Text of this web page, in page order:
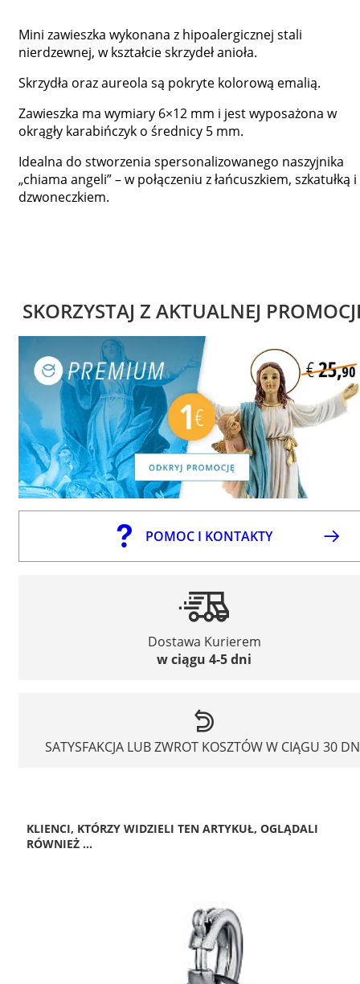
Mini zawieszka wykonana z hipoalergicznej stali
nierdzewnej, w kształcie skrzydeł anioła.
Skrzydła oraz aureola są pokryte kolorową emalią.
Zawieszka ma wymiary 6×12 mm i jest wyposażona w
okrągły karabińczyk o średnicy 5 mm.
Idealna do stworzenia spersonalizowanego naszyjnika
„chiama angeli” – w połączeniu z łańcuszkiem, szkatułką i
dzwoneczkiem.
SKORZYSTAJ Z AKTUALNEJ
POMOC I KONTAKTY
Dostawa Kurierem
w ciągu 4-5 dni
SATYSFAKCJA LUB ZWROT KOSZTÓW W CIĄGU 30
KLIENCI, KTÓRZY WIDZIELI TEN ARTYKUŁ, OGLĄDALI
RÓWNIEŻ ...